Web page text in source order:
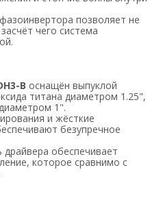
позволяет не
чего система
B оснащён выпуклой
титана диаметром 1.25",
1".
и жёсткие
безупречное
драйвера обеспечивает
которое сравнимо с